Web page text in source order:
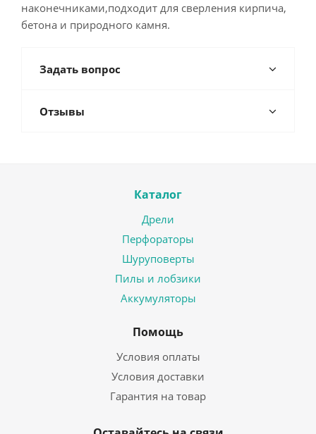
наконечниками,подходит для сверления кирпича,
бетона и природного камня.
Задать вопрос
Отзывы
Каталог
Дрели
Перфораторы
Шуруповерты
Пилы и лобзики
Аккумуляторы
Помощь
Условия оплаты
Условия доставки
Гарантия на товар